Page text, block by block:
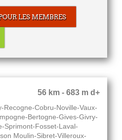
LES MEMBRES
56 km - 683 m d+
Recogne-Cobru-Noville-Vaux-
Bertogne-Gives-Givry-
Sprimont-Fosset-Laval-
Moulin-Sibret-Villeroux-